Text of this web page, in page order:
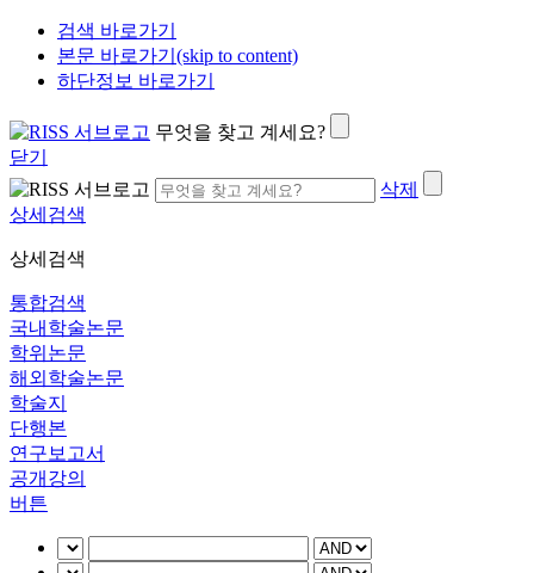
검색 바로가기
본문 바로가기(skip to content)
하단정보 바로가기
무엇을 찾고 계세요?
닫기
삭제
상세검색
상세검색
통합검색
국내학술논문
학위논문
해외학술논문
학술지
단행본
연구보고서
공개강의
버튼